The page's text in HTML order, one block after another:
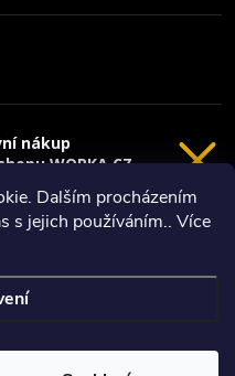
Dalším procházením
s jejich používáním.. Více
nákup
WORKA.CZ
nákup je Vaše.